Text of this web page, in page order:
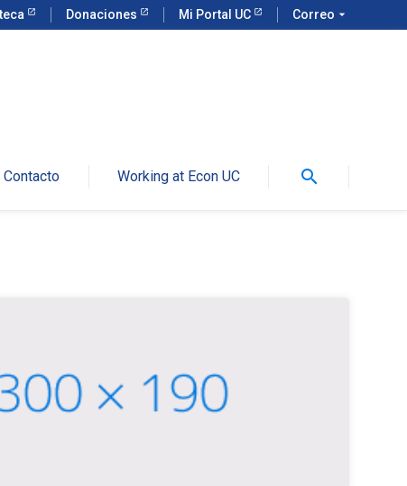
Donaciones Mi Portal UC Correo arrow_drop_down
Contacto Working at Econ UC search